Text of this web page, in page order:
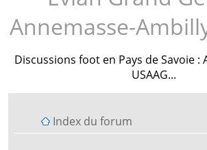
Annemasse-
Discussions foot en Pays de Savoie :
USAAG...
Index du forum